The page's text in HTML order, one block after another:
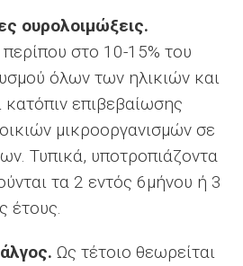
ουρολοιμώξεις.
στο 10-15% του
όλων των ηλικιών και
κατόπιν επιβεβαίωσης
μικροοργανισμών σε
Τυπικά, υποτροπιάζοντα
τα 2 εντός 6μήνου ή 3
έτους.
Ως τέτοιο θεωρείται